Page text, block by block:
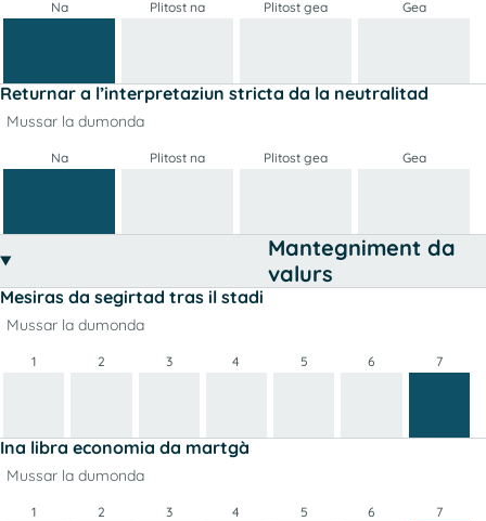
Na Plitost na Plitost gea Gea
Returnar a l’interpretaziun stricta da la neutralitad
Mussar la dumonda
Na Plitost na Plitost gea Gea
Mantegniment da
valurs
Mesiras da segirtad tras il stadi
Mussar la dumonda
1 2 3 4 5 6 7
Ina libra economia da martgà
Mussar la dumonda
1 2 3 4 5 6 7